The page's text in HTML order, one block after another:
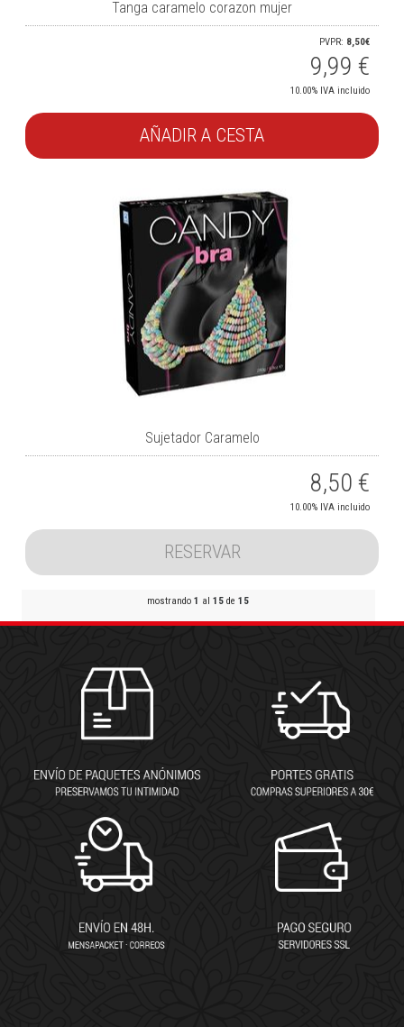
Tanga caramelo corazon mujer
PVPR: 8,50€
9,99 €
10.00% IVA incluido
AÑADIR A CESTA
Sujetador Caramelo
8,50 €
10.00% IVA incluido
RESERVAR
mostrando1 al15 de 15